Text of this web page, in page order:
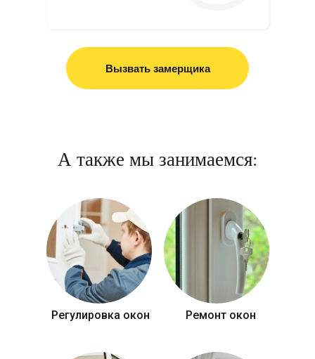
Вызвать замерщика
А также мы занимаемся:
Регулировка окон Ремонт окон